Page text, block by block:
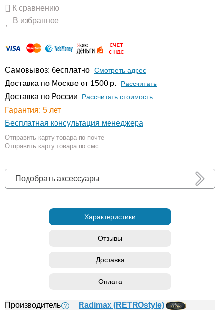
К сравнению
В избранное
Самовывоз: бесплатно Смотреть адрес
Доставка по Москве от 1500 р. Расcчитать
Доставка по России Рассчитать стоимость
Гарантия: 5 лет
Бесплатная консультация менеджера
Отправить карту товара по почте
Отправить карту товара по смс
Подобрать аксессуары
Характеристики
Отзывы
Доставка
Оплата
Производитель ?
Radimax (RETROstyle)